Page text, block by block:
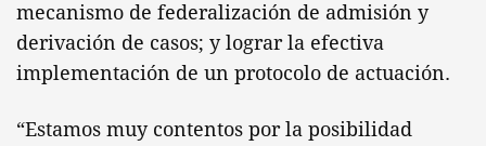
mecanismo de federalización de admisión y
derivación de casos; y lograr la efectiva
implementación de un protocolo de actuación.
“Estamos muy contentos por la posibilidad